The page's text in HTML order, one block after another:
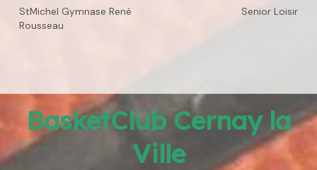
StMichel Gymnase René
Rousseau
Senior Loisir
BasketClub Cernay la
Ville